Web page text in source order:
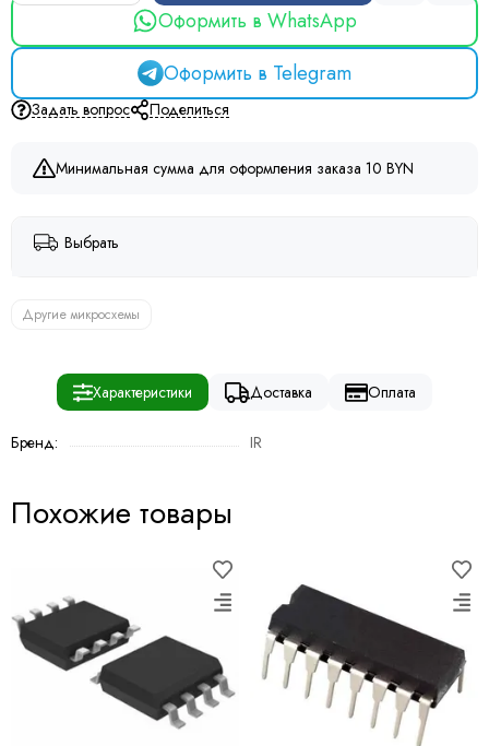
Оформить в WhatsApp
Оформить в Telegram
Задать вопрос Поделиться
Минимальная сумма для оформления заказа 10 BYN
Выбрать
Другие микросхемы
Характеристики Доставка Оплата
Бренд: IR
Похожие товары